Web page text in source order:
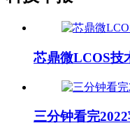
芯鼎微LCOS技
三分钟看完